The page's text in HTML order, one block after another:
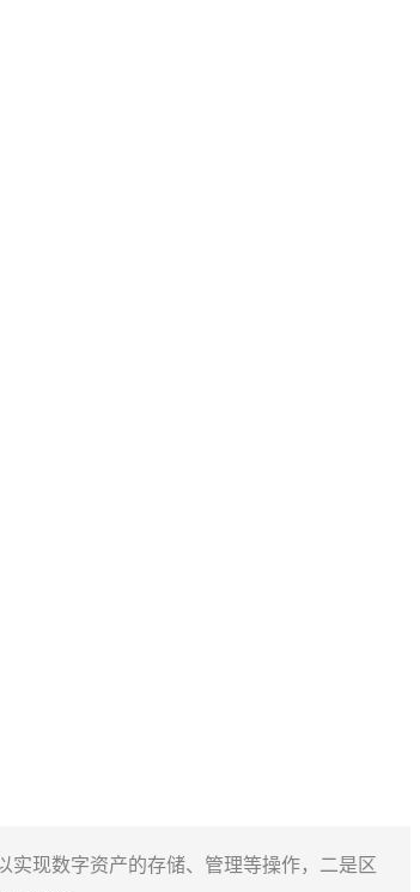
实现数字资产的存储、管理等操作，二是区